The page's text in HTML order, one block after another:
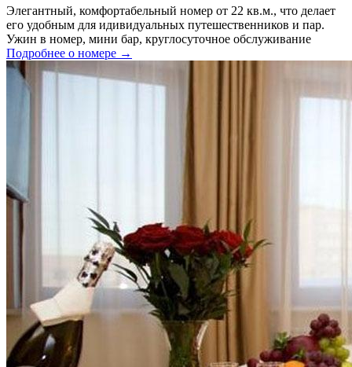
Элегантный, комфортабельный номер от 22 кв.м., что делает
его удобным для идивидуальных путешественников и пар.
Ужин в номер, мини бар, круглосуточное обслуживание
Подробнее о номере →